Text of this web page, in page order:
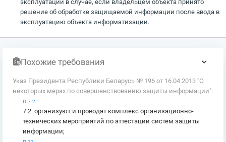
эксплуатации в случае, если владельцем объекта принято
решение об обработке защищаемой информации после ввода в
эксплуатацию объекта информатизации.
Похожие требования
Указ Президента Республики Беларусь № 196 от 16.04.2013 "О
некоторых мерах по совершенствованию защиты информации":
П.7.2
7.2. организуют и проводят комплекс организационно-
технических мероприятий по аттестации систем защиты
информации;